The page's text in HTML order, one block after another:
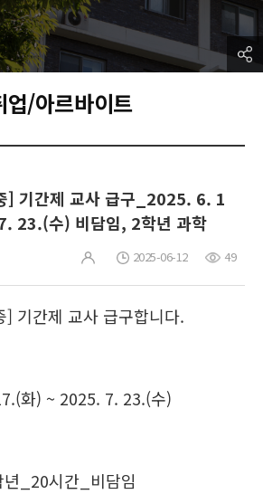
업/아르바이트
] 기간제 교사 급구_2025. 6. 1
23.(수) 비담임, 2학년 과학
2025-06-12 49
] 기간제 교사 급구합니다.
화) ~ 2025. 7. 23.(수)
_20시간_비담임